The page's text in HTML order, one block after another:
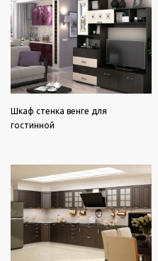
Шкаф стенка венге для
гостинной